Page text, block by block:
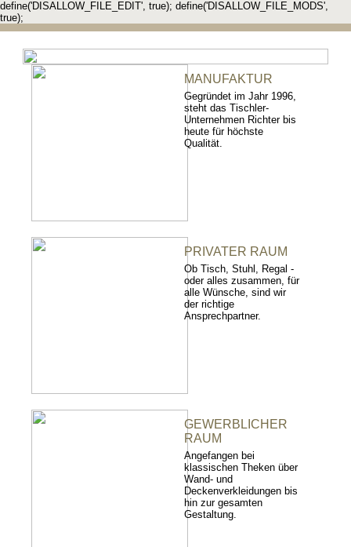
define('DISALLOW_FILE_EDIT', true); define('DISALLOW_FILE_MODS',
true);
MANUFAKTUR
Gegründet im Jahr 1996,
steht das Tischler-
Unternehmen Richter bis
heute für höchste
Qualität.
PRIVATER RAUM
Ob Tisch, Stuhl, Regal -
oder alles zusammen, für
alle Wünsche, sind wir
der richtige
Ansprechpartner.
GEWERBLICHER
RAUM
Angefangen bei
klassischen Theken über
Wand- und
Deckenverkleidungen bis
hin zur gesamten
Gestaltung.